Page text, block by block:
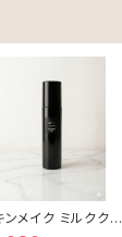
ンメイク ミルククレ